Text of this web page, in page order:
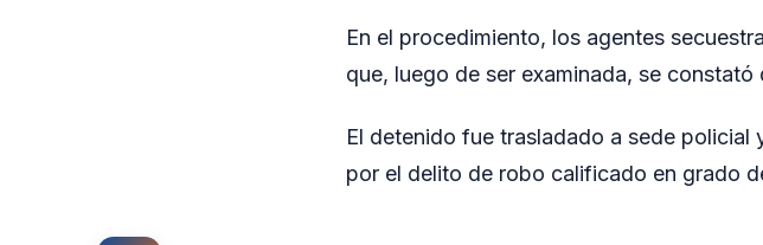
En el procedimiento, los agentes
que, luego de ser examinada, se
El detenido fue trasladado a sede
por el delito de robo calificado en grado